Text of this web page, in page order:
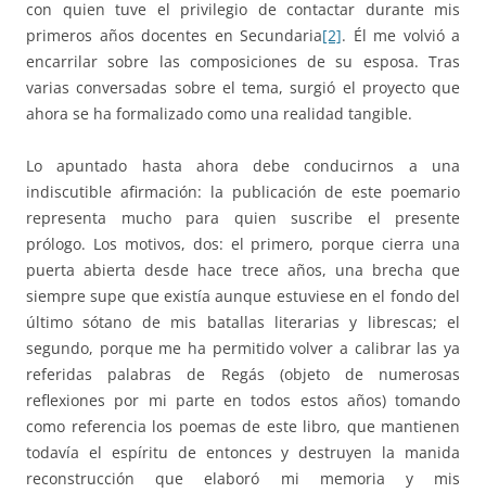
con quien tuve el privilegio de contactar durante mis
primeros años docentes en Secundaria[2]. Él me volvió a
encarrilar sobre las composiciones de su esposa. Tras
varias conversadas sobre el tema, surgió el proyecto que
ahora se ha formalizado como una realidad tangible.
Lo apuntado hasta ahora debe conducirnos a una
indiscutible afirmación: la publicación de este poemario
representa mucho para quien suscribe el presente
prólogo. Los motivos, dos: el primero, porque cierra una
puerta abierta desde hace trece años, una brecha que
siempre supe que existía aunque estuviese en el fondo del
último sótano de mis batallas literarias y librescas; el
segundo, porque me ha permitido volver a calibrar las ya
referidas palabras de Regás (objeto de numerosas
reflexiones por mi parte en todos estos años) tomando
como referencia los poemas de este libro, que mantienen
todavía el espíritu de entonces y destruyen la manida
reconstrucción que elaboró mi memoria y mis